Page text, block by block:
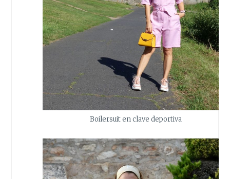
Boilersuit en clave deportiva